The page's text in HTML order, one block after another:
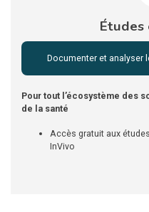
Études
Documenter et analyser
Pour tout l’écosystème des
de la santé
Accès gratuit aux
InVivo